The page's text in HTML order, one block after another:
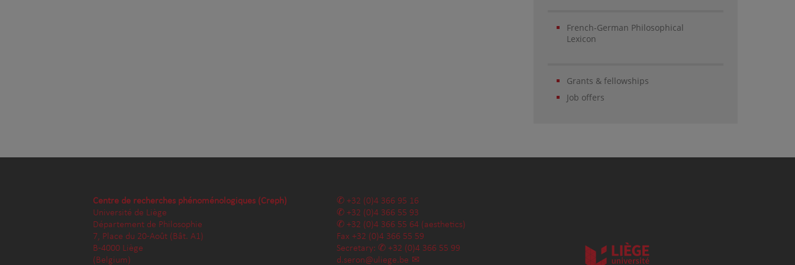
French-German Philosophical
Lexicon
Grants & fellowships
Job offers
Centre de recherches phénoménologiques (Creph)
Université de Liège
Département de Philosophie
7, Place du 20-Août (Bât. A1)
B-4000 Liège
(Belgium)
+32 (0)4 366 95 16
+32 (0)4 366 55 93
+32 (0)4 366 55 64 (aesthetics)
Fax +32 (0)4 366 55 59
Secretary:
+32 (0)4 366 55 99
d.seron@uliege.be